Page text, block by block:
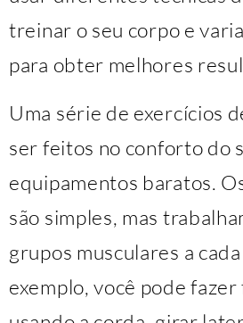
treinar o seu corpo e
para obter melhores
Uma série de exercícios
ser feitos no conforto do
equipamentos baratos.
são simples, mas
grupos musculares a
exemplo, você pode fazer